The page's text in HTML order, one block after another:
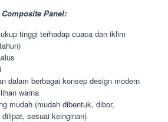
Panel:
tinggi terhadap cuaca dan iklim
dalam berbagai konsep design modern
warna
mudah (mudah dibentuk, dibor,
sesuai keinginan)